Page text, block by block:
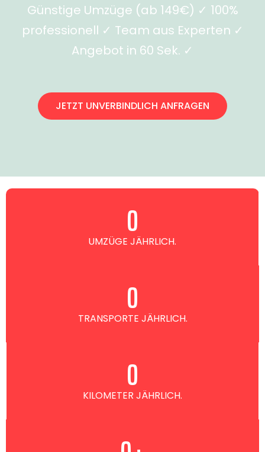
Günstige Umzüge (ab 149€) ✓ 100%
professionell ✓ Team aus Experten ✓
Angebot in 60 Sek. ✓
JETZT UNVERBINDLICH ANFRAGEN
UMZÜGE JÄHRLICH.
0
TRANSPORTE JÄHRLICH.
0
KILOMETER JÄHRLICH.
0